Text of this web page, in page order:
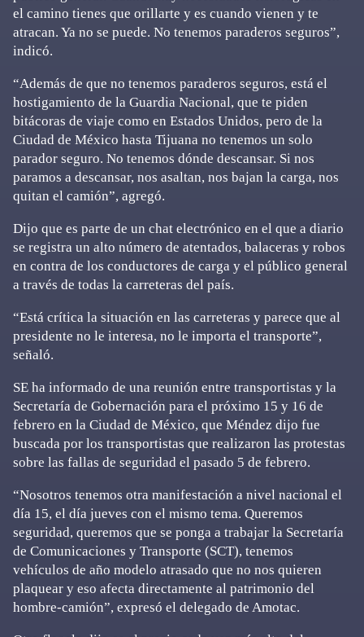
el camino tienes que orillarte y es cuando vienen y te
atracan. Ya no se puede. No tenemos paraderos seguros”,
indicó.
“Además de que no tenemos paraderos seguros, está el
hostigamiento de la Guardia Nacional, que te piden
bitácoras de viaje como en Estados Unidos, pero de la
Ciudad de México hasta Tijuana no tenemos un solo
parador seguro. No tenemos dónde descansar. Si nos
paramos a descansar, nos asaltan, nos bajan la carga, nos
quitan el camión”, agregó.
Dijo que es parte de un chat electrónico en el que a diario
se registra un alto número de atentados, balaceras y robos
en contra de los conductores de carga y el público general
a través de todas la carreteras del país.
“Está crítica la situación en las carreteras y parece que al
presidente no le interesa, no le importa el transporte”,
señaló.
SE ha informado de una reunión entre transportistas y la
Secretaría de Gobernación para el próximo 15 y 16 de
febrero en la Ciudad de México, que Méndez dijo fue
buscada por los transportistas que realizaron las protestas
sobre las fallas de seguridad el pasado 5 de febrero.
“Nosotros tenemos otra manifestación a nivel nacional el
día 15, el día jueves con el mismo tema. Queremos
seguridad, queremos que se ponga a trabajar la Secretaría
de Comunicaciones y Transporte (SCT), tenemos
vehículos de año modelo atrasado que no nos quieren
plaquear y eso afecta directamente al patrimonio del
hombre-camión”, expresó el delegado de Amotac.